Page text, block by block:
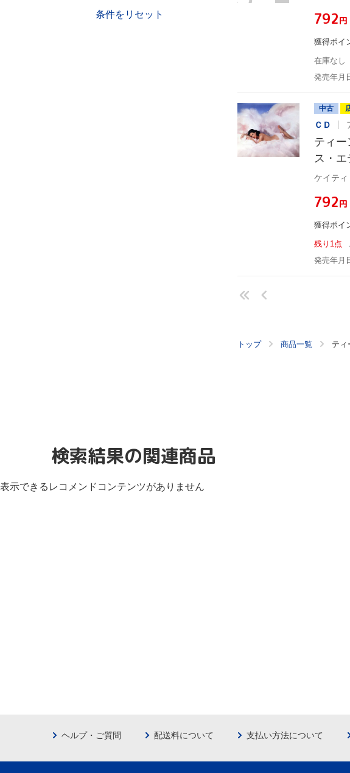
¥792円
獲得ポイ
在庫なし
発売年月
中古
ＣＤ
ティー
ス・
ケイテ
¥792円
獲得ポイ
残り1点
発売年月
トップ 商品一覧 ティ
条件をリセット
検索結果の関連商品
表示できるレコメンドコンテンツがありません
ヘルプ・ご質問 配送料について 支払い方法について